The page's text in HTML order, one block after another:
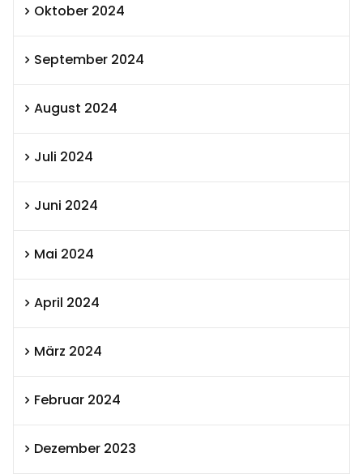
Oktober 2024
September 2024
August 2024
Juli 2024
Juni 2024
Mai 2024
April 2024
März 2024
Februar 2024
Dezember 2023